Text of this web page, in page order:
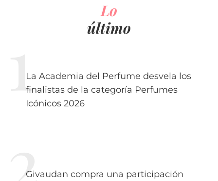
Lo
último
La Academia del Perfume desvela los
finalistas de la categoría Perfumes
Icónicos 2026
Givaudan compra una participación